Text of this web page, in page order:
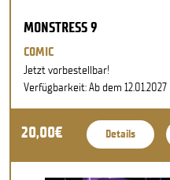
MONSTRESS 9
COMIC
Jetzt vorbestellbar!
Verfügbarkeit: Ab dem 12.01.2027
20,00€ Details